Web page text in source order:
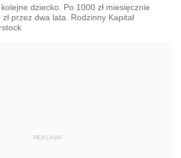
dziecko. Po 1000 zł miesięcznie
przez dwa lata. Rodzinny Kapitał